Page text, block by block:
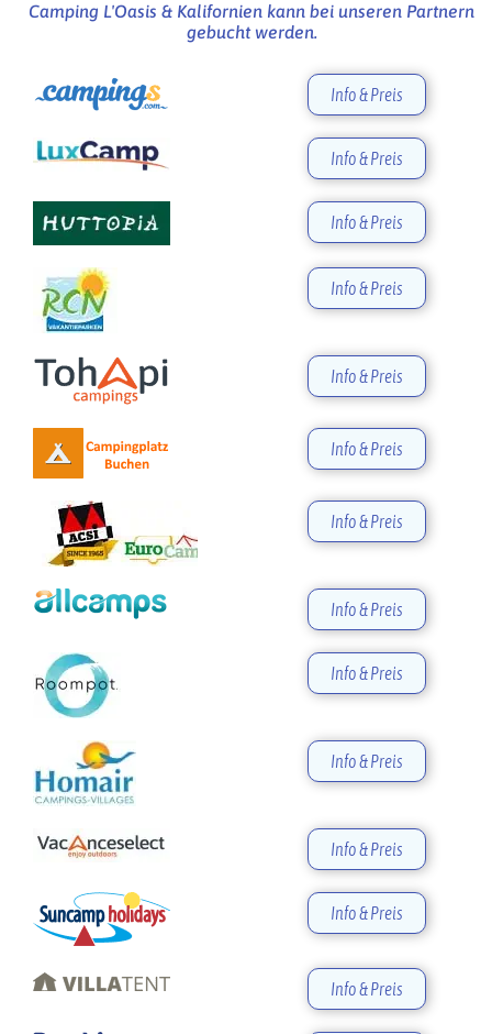
Camping L'Oasis & Kalifornien kann bei unseren Partnern
gebucht werden.
Info & Preis
Info & Preis
Info & Preis
Info & Preis
Info & Preis
Info & Preis
Info & Preis
Info & Preis
Info & Preis
Info & Preis
Info & Preis
Info & Preis
Info & Preis